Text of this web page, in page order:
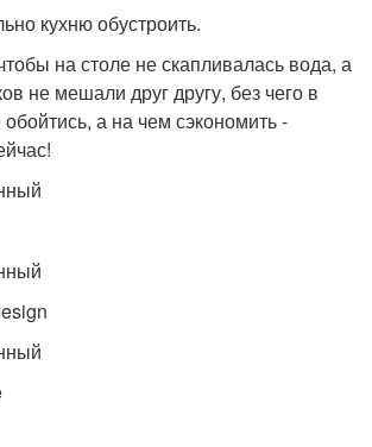
кухню обустроить.
на столе не скапливалась вода, а
не мешали друг другу, без чего в
обойтись, а на чем сэкономить -